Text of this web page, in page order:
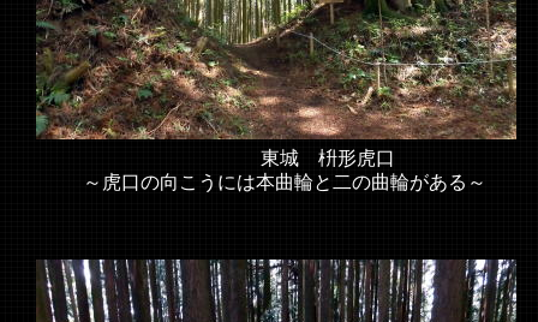
東城 枡形虎口
～虎口の向こうには本曲輪と二の曲輪がある～